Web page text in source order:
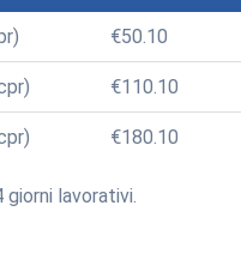
€50.10
€110.10
€180.10
lavorativi.